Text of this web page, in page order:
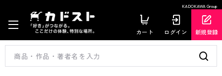
KADOKAWA Group
カート ログイン 新規登録